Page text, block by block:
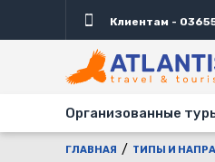
Клиентам -
Организованные
ГЛАВНАЯ ТИПЫ И
Описание Важно